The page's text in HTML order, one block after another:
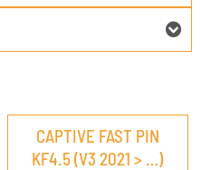
CAPTIVE FAST PIN
KF4.5 (V3 2021 > …)